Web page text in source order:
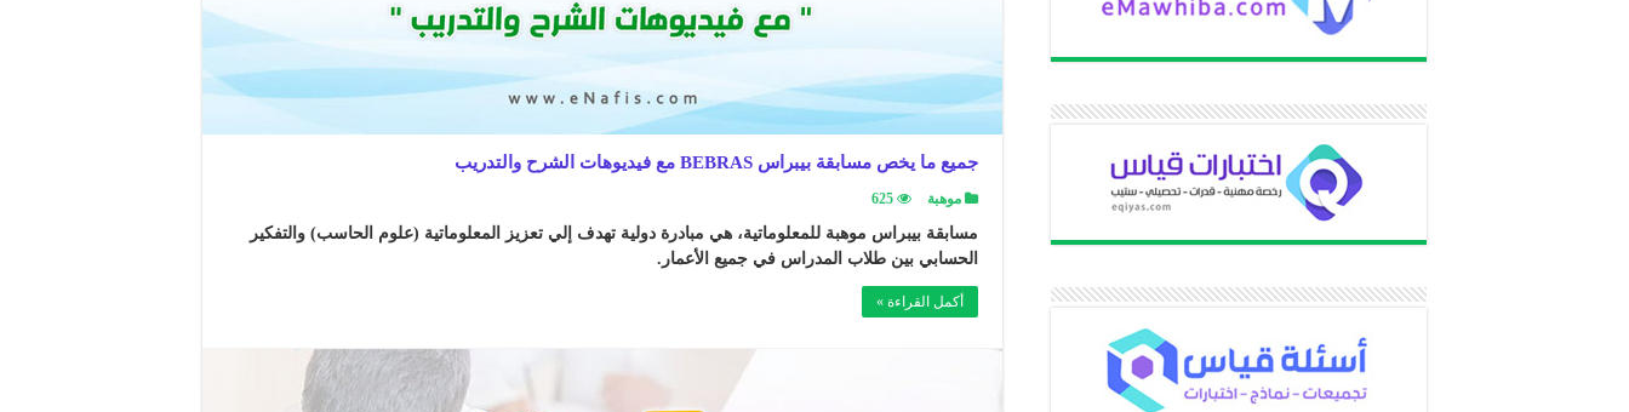
جميع ما يخص مسابقة بيبراس BEBRAS مع فيديوهات الشرح والتدريب
موهبة 625
مسابقة بيبراس موهبة للمعلوماتية، هي مبادرة دولية تهدف إلي تعزيز المعلوماتية (علوم الحاسب) والتفكير
الحسابي بين طلاب المدراس في جميع الأعمار.
أكمل القراءة »